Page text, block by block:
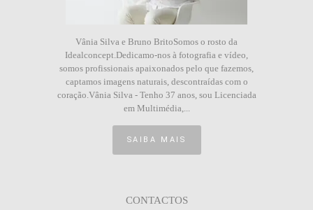
Vânia Silva e Bruno BritoSomos o rosto da
Idealconcept.Dedicamo-nos à fotografia e vídeo,
somos profissionais apaixonados pelo que fazemos,
captamos imagens naturais, descontraídas com o
coração.Vânia Silva - Tenho 37 anos, sou Licenciada
em Multimédia,...
SAIBA MAIS
CONTACTOS